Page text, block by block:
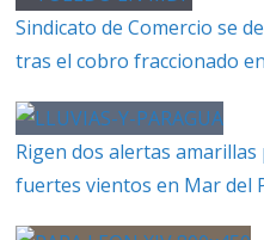
Sindicato de Comercio se
tras el cobro fraccionado
Rigen dos alertas
fuertes vientos en Mar del